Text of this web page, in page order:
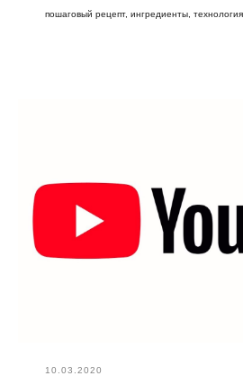
пошаговый рецепт, ингредиенты,
10.03.2020